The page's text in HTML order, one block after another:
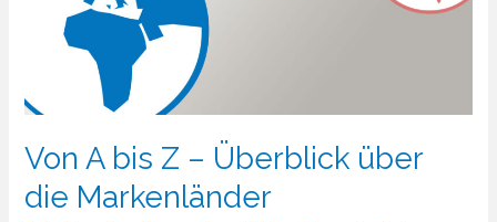
Von A bis Z – Überblick über
die Markenländer